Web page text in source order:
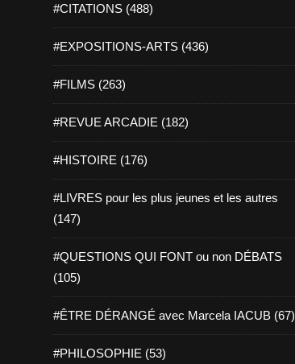
#CITATIONS (488)
#EXPOSITIONS-ARTS (436)
#FILMS (263)
#REVUE ARCADIE (182)
#HISTOIRE (176)
#LIVRES pour les plus jeunes et les autres
(147)
#QUESTIONS QUI FONT ou non DÉBATS
(105)
#ÊTRE DÉRANGÉ avec Marcela IACUB (67)
#PHILOSOPHIE (53)